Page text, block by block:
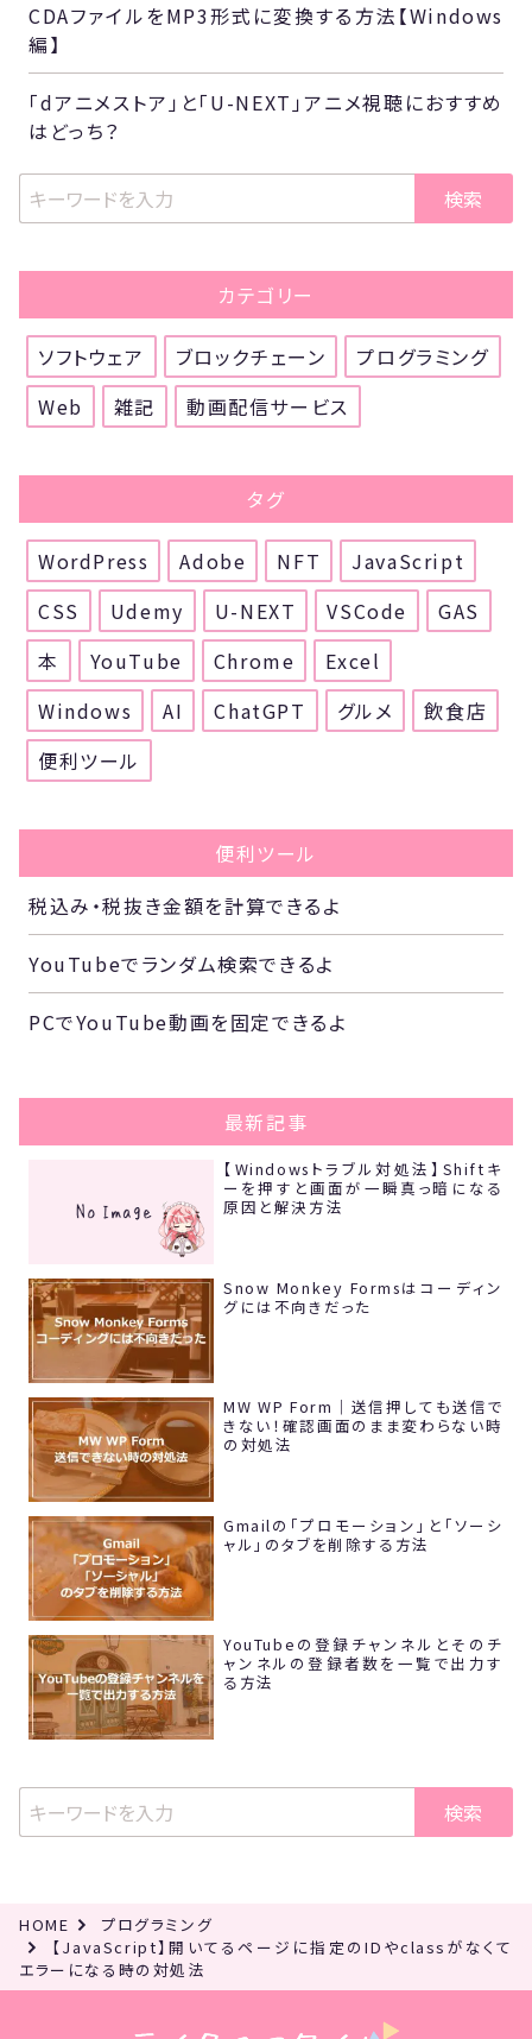
CDAファイルをMP3形式に変換する方法【Windows
編】
「dアニメストア」と「U-NEXT」アニメ視聴におすすめ
はどっち？
検索
カテゴリー
ソフトウェア ブロックチェーン
プログラミング
Web
雑記 動画配信サービス
タグ
WordPress Adobe NFT
JavaScript
CSS
Udemy U-NEXT VSCode
GAS
本
YouTube Chrome
Excel
Windows
AI ChatGPT グルメ
飲食店
便利ツール
便利ツール
税込み・税抜き金額を計算できるよ
YouTubeでランダム検索できるよ
PCでYouTube動画を固定できるよ
最新記事
【Windowsトラブル対処法】Shiftキ
ーを押すと画面が一瞬真っ暗になる
原因と解決方法
Snow Monkey Formsはコーディン
グには不向きだった
MW WP Form｜送信押しても送信で
きない！確認画面のまま変わらない時
の対処法
Gmailの「プロモーション」と「ソーシ
ャル」のタブを削除する方法
YouTubeの登録チャンネルとそのチ
ャンネルの登録者数を一覧で出力す
る方法
検索
HOME
プログラミング
【JavaScript】開いてるページに指定のIDやclassがなくて
エラーになる時の対処法